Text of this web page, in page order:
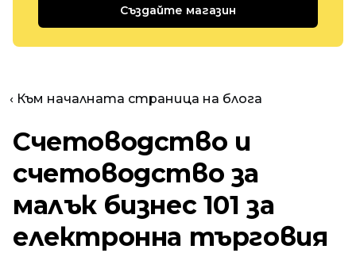
Създайте магазин
‹ Към началната страница на блога
Счетоводство и
счетоводство за
малък бизнес 101 за
електронна търговия